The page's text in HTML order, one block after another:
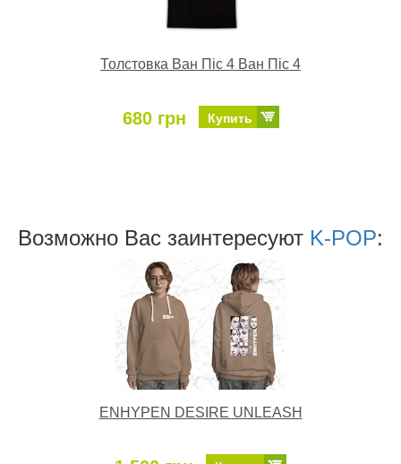
Толстовка Ван Піс 4 Ван Піс 4
680 грн Купить
Возможно Ваc заинтересуют K-POP:
ENHYPEN DESIRE UNLEASH